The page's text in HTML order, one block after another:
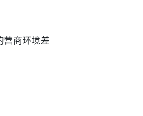
营商环境差